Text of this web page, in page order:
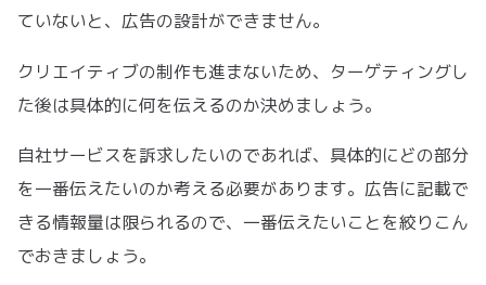
ていないと、広告の設計ができません。
クリエイティブの制作も進まないため、ターゲティングし
た後は具体的に何を伝えるのか決めましょう。
自社サービスを訴求したいのであれば、具体的にどの部分
を一番伝えたいのか考える必要があります。広告に記載で
きる情報量は限られるので、一番伝えたいことを絞りこん
でおきましょう。